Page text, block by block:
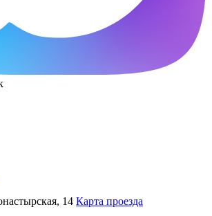
14 Карта проезда